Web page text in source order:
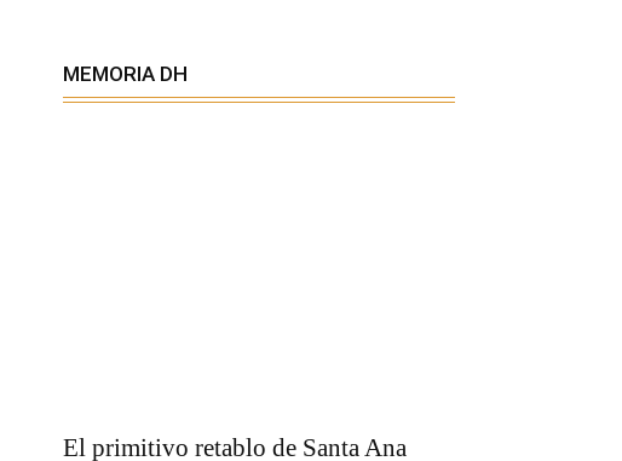
MEMORIA DH
El primitivo retablo de Santa Ana